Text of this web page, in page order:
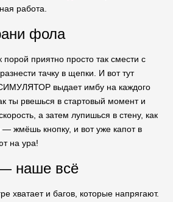
работа.
фола
приятно просто так смести с
тачку в щепки. И вот тут
выдает имбу на каждого
ты рвешься в стартовый момент и
а затем лупишься в стену, как
— жмёшь кнопку, и вот уже капот в
на ура!
наше всё
хватает и багов, которые напрягают.